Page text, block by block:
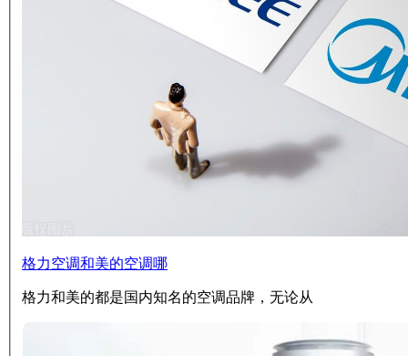
格力空调和美的空调哪
格力和美的都是国内知名的空调品牌，无论从